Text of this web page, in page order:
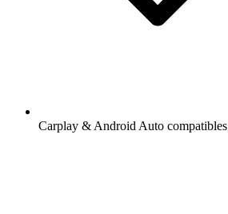
Carplay & Android Auto compatibles